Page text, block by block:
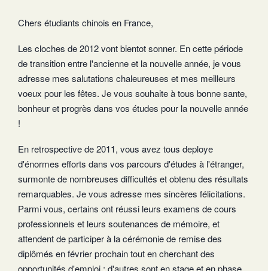
Chers étudiants chinois en France,
Les cloches de 2012 vont bientot sonner. En cette période
de transition entre l'ancienne et la nouvelle année, je vous
adresse mes salutations chaleureuses et mes meilleurs
voeux pour les fêtes. Je vous souhaite à tous bonne sante,
bonheur et progrès dans vos études pour la nouvelle année
!
En retrospective de 2011, vous avez tous deploye
d'énormes efforts dans vos parcours d'études à l'étranger,
surmonte de nombreuses difficultés et obtenu des résultats
remarquables. Je vous adresse mes sincères félicitations.
Parmi vous, certains ont réussi leurs examens de cours
professionnels et leurs soutenances de mémoire, et
attendent de participer à la cérémonie de remise des
diplômés en février prochain tout en cherchant des
opportunités d'emploi ; d'autres sont en stage et en phase